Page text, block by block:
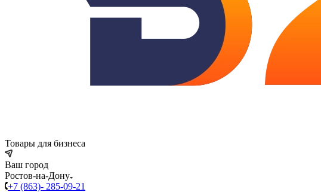
Товары для бизнеса
Ваш город
Ростов-на-Дону
+7 (863)- 285-09-21